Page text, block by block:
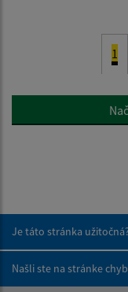
1
Je táto stránka
Našli ste na stránke